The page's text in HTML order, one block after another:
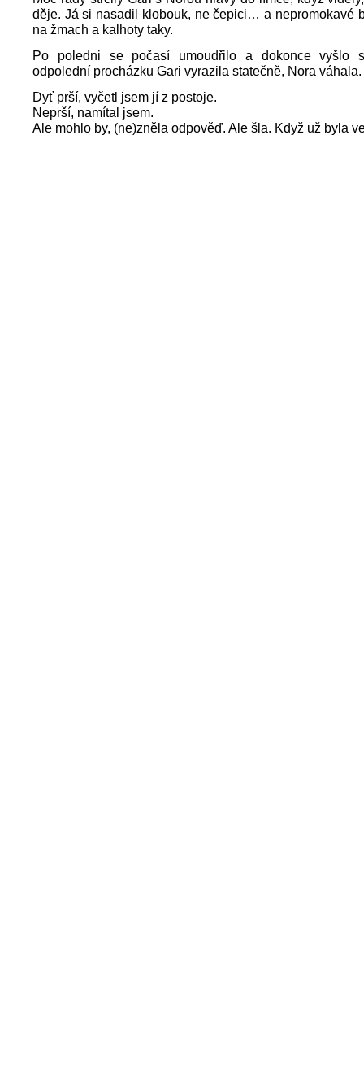
děje. Já si nasadil klobouk, ne čepici… a nepromokavé
na žmach a kalhoty taky.
Po poledni se počasí umoudřilo a dokonce vyšlo
odpolední procházku Gari vyrazila statečně, Nora váhala.
Dyť prší, vyčetl jsem jí z postoje.
Neprší, namítal jsem.
Ale mohlo by, (ne)zněla odpověď. Ale šla. Když už byla